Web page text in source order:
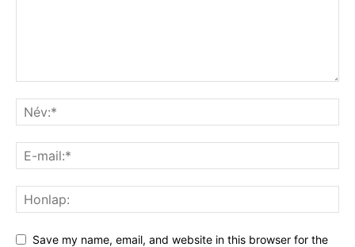
Save my name, email, and website in this browser for the